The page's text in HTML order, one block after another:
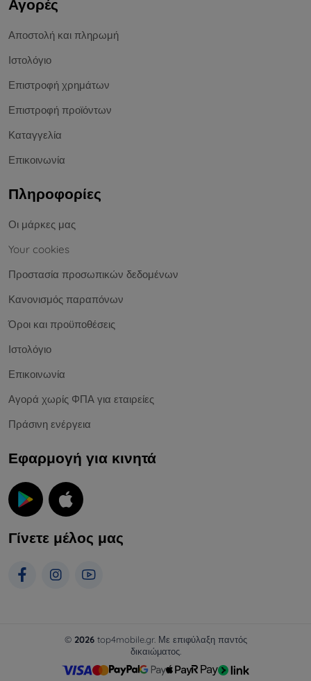
Αγορές
Αποστολή και πληρωμή
Ιστολόγιο
Επιστροφή χρημάτων
Επιστροφή προϊόντων
Καταγγελία
Επικοινωνία
Πληροφορίες
Οι μάρκες μας
Your cookies
Προστασία προσωπικών δεδομένων
Κανονισμός παραπόνων
Όροι και προϋποθέσεις
Ιστολόγιο
Επικοινωνία
Αγορά χωρίς ΦΠΑ για εταιρείες
Πράσινη ενέργεια
Εφαρμογή για κινητά
Γίνετε μέλος μας
© 2026top4mobile.gr. Με επιφύλαξη παντός
δικαιώματος.